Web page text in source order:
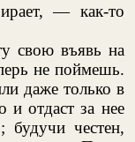
— как-то
свою въявь на
не поймешь.
даже только в
и отдаст за нее
будучи честен,